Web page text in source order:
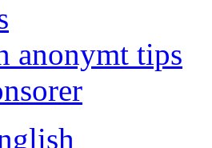
anonymt tips